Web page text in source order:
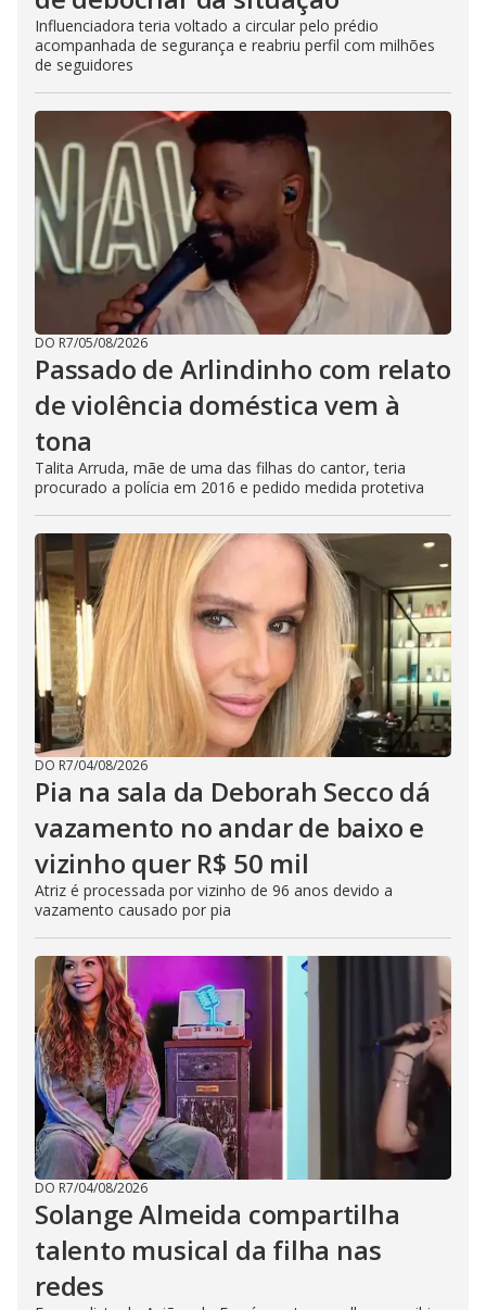
Influenciadora teria voltado a circular pelo prédio
acompanhada de segurança e reabriu perfil com milhões
de seguidores
DO R7/05/08/2026
Passado de Arlindinho com relato
de violência doméstica vem à
tona
Talita Arruda, mãe de uma das filhas do cantor, teria
procurado a polícia em 2016 e pedido medida protetiva
DO R7/04/08/2026
Pia na sala da Deborah Secco dá
vazamento no andar de baixo e
vizinho quer R$ 50 mil
Atriz é processada por vizinho de 96 anos devido a
vazamento causado por pia
DO R7/04/08/2026
Solange Almeida compartilha
talento musical da filha nas
redes